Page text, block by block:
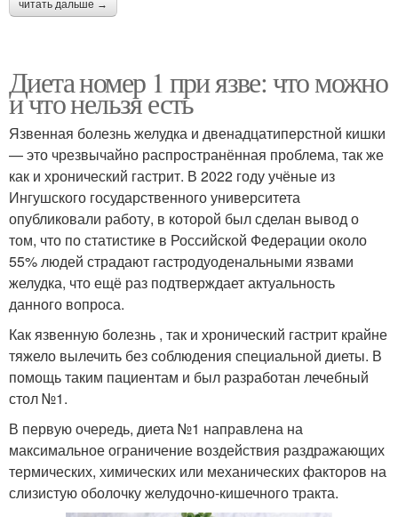
читать дальше →
Диета номер 1 при язве: что можно
и что нельзя есть
Язвенная болезнь желудка и двенадцатиперстной кишки
— это чрезвычайно распространённая проблема, так же
как и хронический гастрит. В 2022 году учёные из
Ингушского государственного университета
опубликовали работу, в которой был сделан вывод о
том, что по статистике в Российской Федерации около
55% людей страдают гастродуоденальными язвами
желудка, что ещё раз подтверждает актуальность
данного вопроса.
Как язвенную болезнь , так и хронический гастрит крайне
тяжело вылечить без соблюдения специальной диеты. В
помощь таким пациентам и был разработан лечебный
стол №1.
В первую очередь, диета №1 направлена на
максимальное ограничение воздействия раздражающих
термических, химических или механических факторов на
слизистую оболочку желудочно-кишечного тракта.